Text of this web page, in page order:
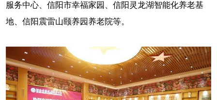
服务中心、信阳市幸福家园、信阳灵龙湖智能化养老基
地、信阳震雷山颐养园养老院等。